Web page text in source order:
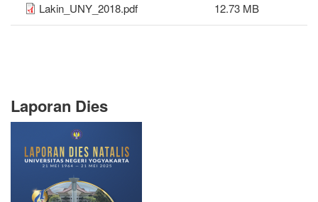
Lakin_UNY_2018.pdf 12.73 MB
Laporan Dies